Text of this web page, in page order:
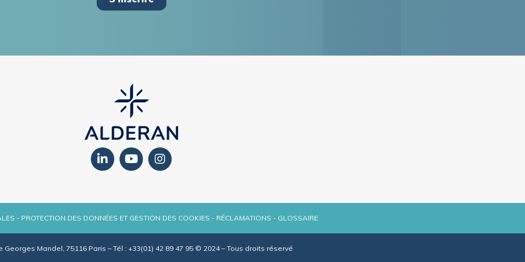
- PROTECTION DES DONNÉES ET GESTION DES COOKIES - RÉCLAMATIONS - GLOSSAIRE
Georges Mandel, 75116 Paris – Tél : +33(01) 42 89 47 95 © 2024 – Tous droits réservé